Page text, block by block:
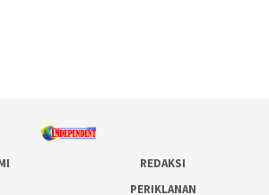
REDAKSI
PERIKLANAN